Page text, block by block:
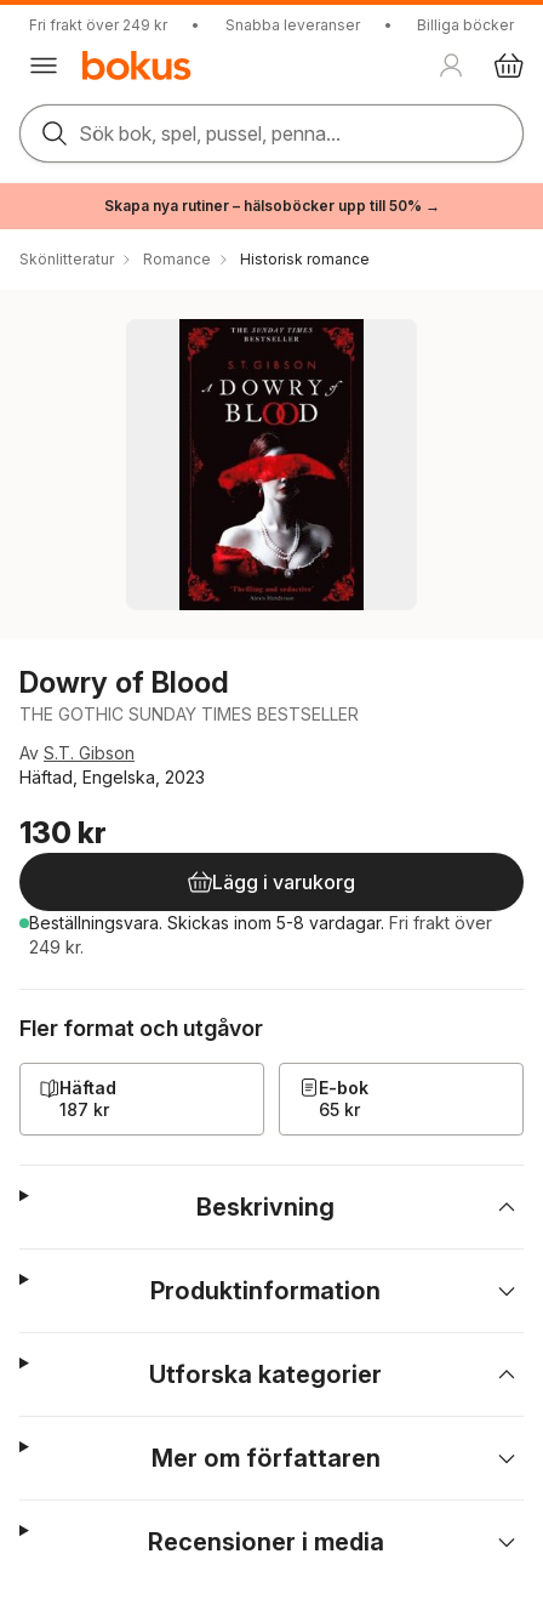
Fri frakt över 249 kr • Snabba leveranser • Billiga böcker
Sök bok, spel, pussel, penna...
Skapa nya rutiner – hälsoböcker upp till 50% →
Skönlitteratur Romance Historisk romance
Dowry of Blood
THE GOTHIC SUNDAY TIMES BESTSELLER
Av S.T. Gibson
Häftad, Engelska, 2023
130 kr
Lägg i varukorg
Beställningsvara. Skickas inom 5-8 vardagar. Fri frakt över
249 kr.
Fler format och utgåvor
Häftad
187 kr
E-bok
65 kr
Beskrivning
Produktinformation
Utforska kategorier
Mer om författaren
Recensioner i media